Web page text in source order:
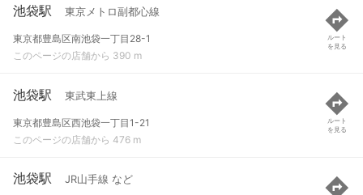
池袋駅 東京メトロ副都心線
東京都豊島区南池袋一丁目28-1
このページの店舗から 390 m
ルート
を見る
池袋駅 東武東上線
東京都豊島区西池袋一丁目1-21
このページの店舗から 476 m
ルート
を見る
池袋駅 JR山手線 など